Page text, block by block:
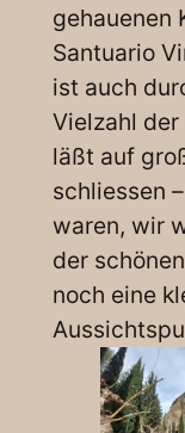
gehauenen
Santuario
ist auch
Vielzahl
läßt auf
schliessen
waren, wir
der
noch eine